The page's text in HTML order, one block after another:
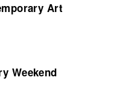
Art
Weekend